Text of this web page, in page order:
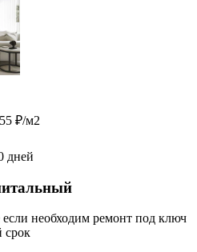
₽/м2
дней
необходим ремонт под ключ
срок